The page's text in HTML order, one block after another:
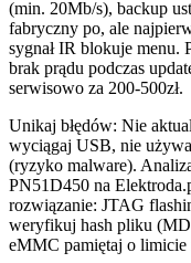
(min. 20Mb/s), backup
fabryczny po, ale
sygnał IR blokuje menu.
brak prądu podczas
serwisowo za 200-500zł.
Unikaj błędów: Nie
wyciągaj USB, nie
(ryzyko malware).
PN51D450 na
rozwiązanie: JTAG
weryfikuj hash pliku
eMMC pamiętaj o